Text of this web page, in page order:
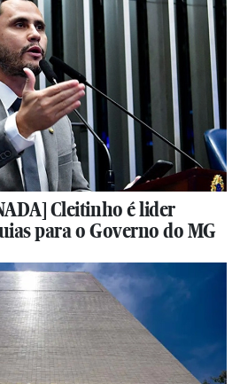
Cleitinho é lider
para o Governo do MG